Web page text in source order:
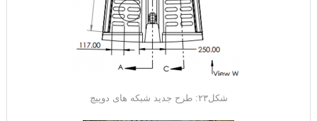
شکل۲۳: طرح جدید شبکه های دوپیچ